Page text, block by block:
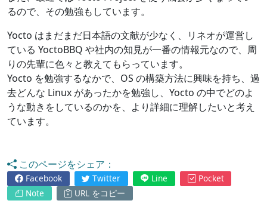
るので、その勉強もしています。
Yocto はまだまだ日本語の文献が少なく、リネオが運営し
ている YoctoBBQ や社内の知見が一番の情報元なので、周
りの先輩に色々と教えてもらっています。
Yocto を勉強するなかで、OS の構築方法に興味を持ち、過
去どんな Linux があったかを勉強し、Yocto の中でどのよ
うな動きをしているのかを、より詳細に理解したいと考え
ています。
このページをシェア：
Facebook Twitter Line
Pocket
Note
URL をコピー